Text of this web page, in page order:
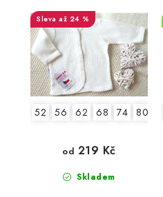
až 24 %
52 56 62 68 74 80
Skladem
od 219 Kč